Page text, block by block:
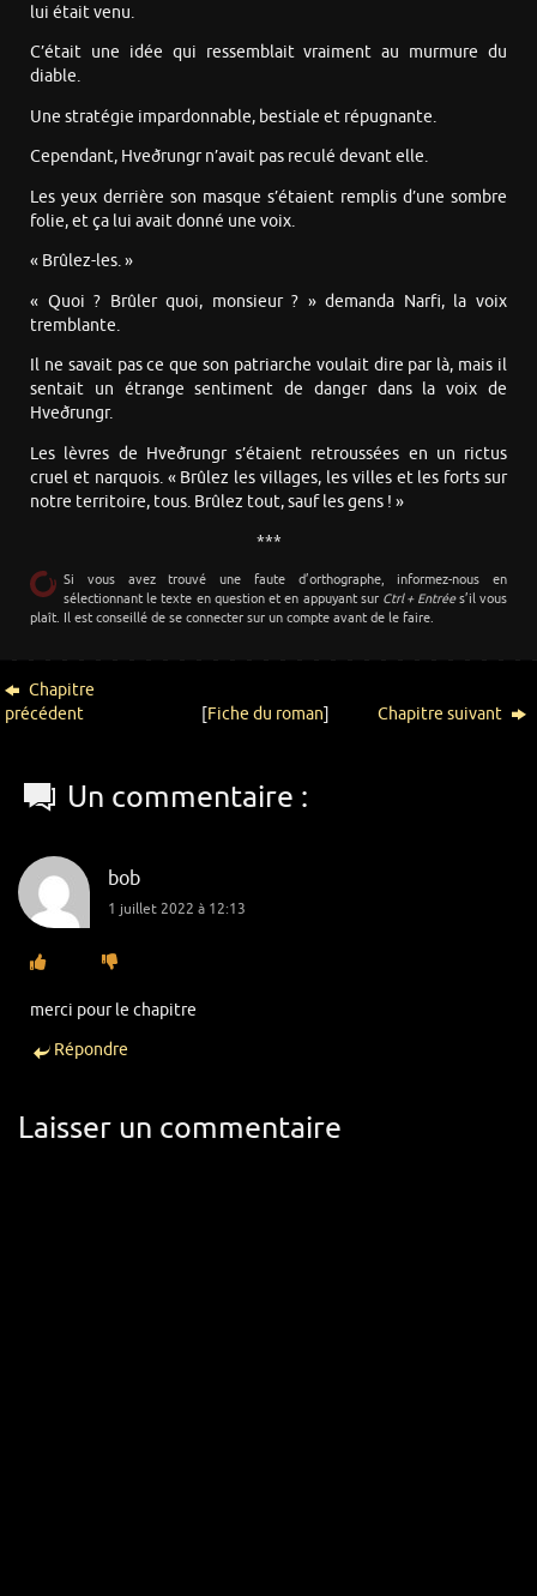
lui était venu.
C’était une idée qui ressemblait vraiment au murmure du
diable.
Une stratégie impardonnable, bestiale et répugnante.
Cependant, Hveðrungr n’avait pas reculé devant elle.
Les yeux derrière son masque s’étaient remplis d’une sombre
folie, et ça lui avait donné une voix.
« Brûlez-les. »
« Quoi ? Brûler quoi, monsieur ? » demanda Narfi, la voix
tremblante.
Il ne savait pas ce que son patriarche voulait dire par là, mais il
sentait un étrange sentiment de danger dans la voix de
Hveðrungr.
Les lèvres de Hveðrungr s’étaient retroussées en un rictus
cruel et narquois. « Brûlez les villages, les villes et les forts sur
notre territoire, tous. Brûlez tout, sauf les gens ! »
***
Si vous avez trouvé une faute d’orthographe, informez-nous en
sélectionnant le texte en question et en appuyant sur Ctrl + Entrées’il vous
plaît. Il est conseillé de se connecter sur un compte avant de le faire.
Chapitre
précédent
[Fiche du roman] Chapitre suivant
Un commentaire :
bob
1 juillet 2022 à 12:13
merci pour le chapitre
Répondre
Laisser un commentaire